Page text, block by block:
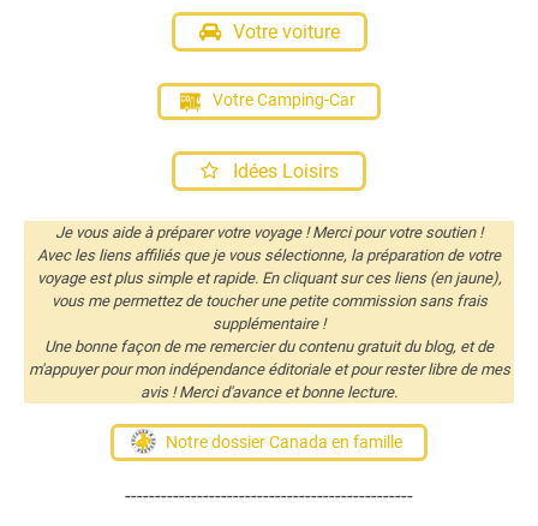
Votre voiture
Votre Camping-Car
Idées Loisirs
Je vous aide à préparer votre voyage ! Merci pour votre soutien !
Avec les liens affiliés que je vous sélectionne, la préparation de votre
voyage est plus simple et rapide. En cliquant sur ces liens (en jaune),
vous me permettez de toucher une petite commission sans frais
supplémentaire !
Une bonne façon de me remercier du contenu gratuit du blog, et de
m'appuyer pour mon indépendance éditoriale et pour rester libre de mes
avis ! Merci d'avance et bonne lecture.
Notre dossier Canada en famille
------------------------------------------------